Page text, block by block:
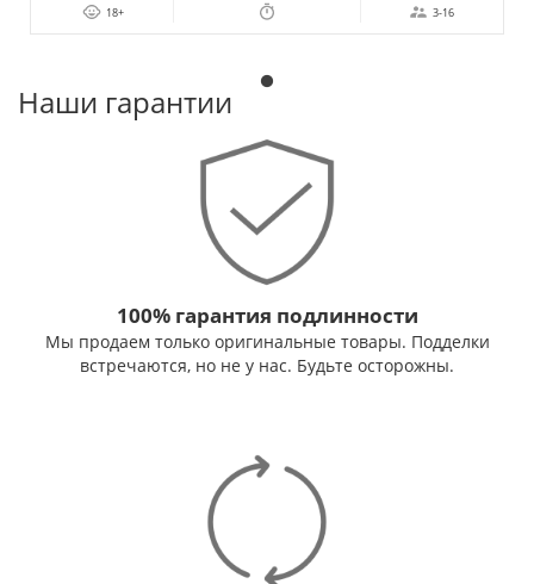
18+ 3-16
Наши гарантии
100% гарантия подлинности
Мы продаем только оригинальные товары. Подделки
встречаются, но не у нас. Будьте осторожны.